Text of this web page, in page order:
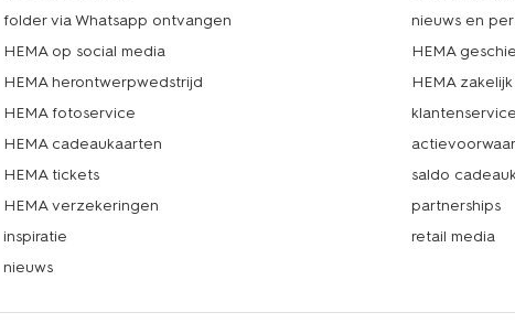
folder via Whatsapp ontvangen
HEMA op social media
HEMA herontwerpwedstrijd
HEMA fotoservice
HEMA cadeaukaarten
HEMA tickets
HEMA verzekeringen
inspiratie
nieuws
nieuws en
HEMA
HEMA zakelijk
klantenservice
saldo
partnerships
retail media